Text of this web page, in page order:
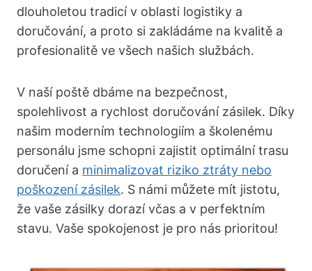
dlouholetou tradicí v oblasti logistiky a
doručování, a proto si zakládáme na kvalitě a
profesionalitě ve všech našich službách.
V naší poště dbáme na bezpečnost,
spolehlivost a rychlost doručování zásilek. Díky
našim moderním technologiím a školenému
personálu jsme schopni zajistit optimální trasu
doručení a minimalizovat riziko ztráty nebo
poškození zásilek. S námi můžete mít jistotu,
že vaše zásilky dorazí včas a v perfektním
stavu. Vaše spokojenost je pro nás prioritou!